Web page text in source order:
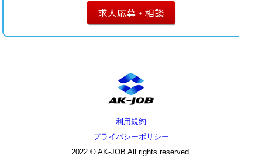
求人応募・相談
利用規約
プライバシーポリシー
2022 © AK-JOB All rights reserved.